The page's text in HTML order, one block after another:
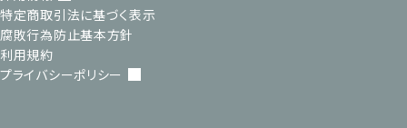
特定商取引法に基づく表示
腐敗行為防止基本方針
利用規約
プライバシーポリシー